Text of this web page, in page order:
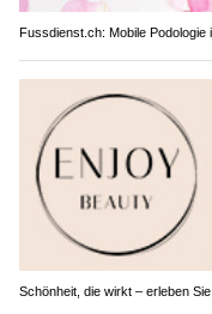
Fussdienst.ch: Mobile
Schönheit, die wirkt – erleben